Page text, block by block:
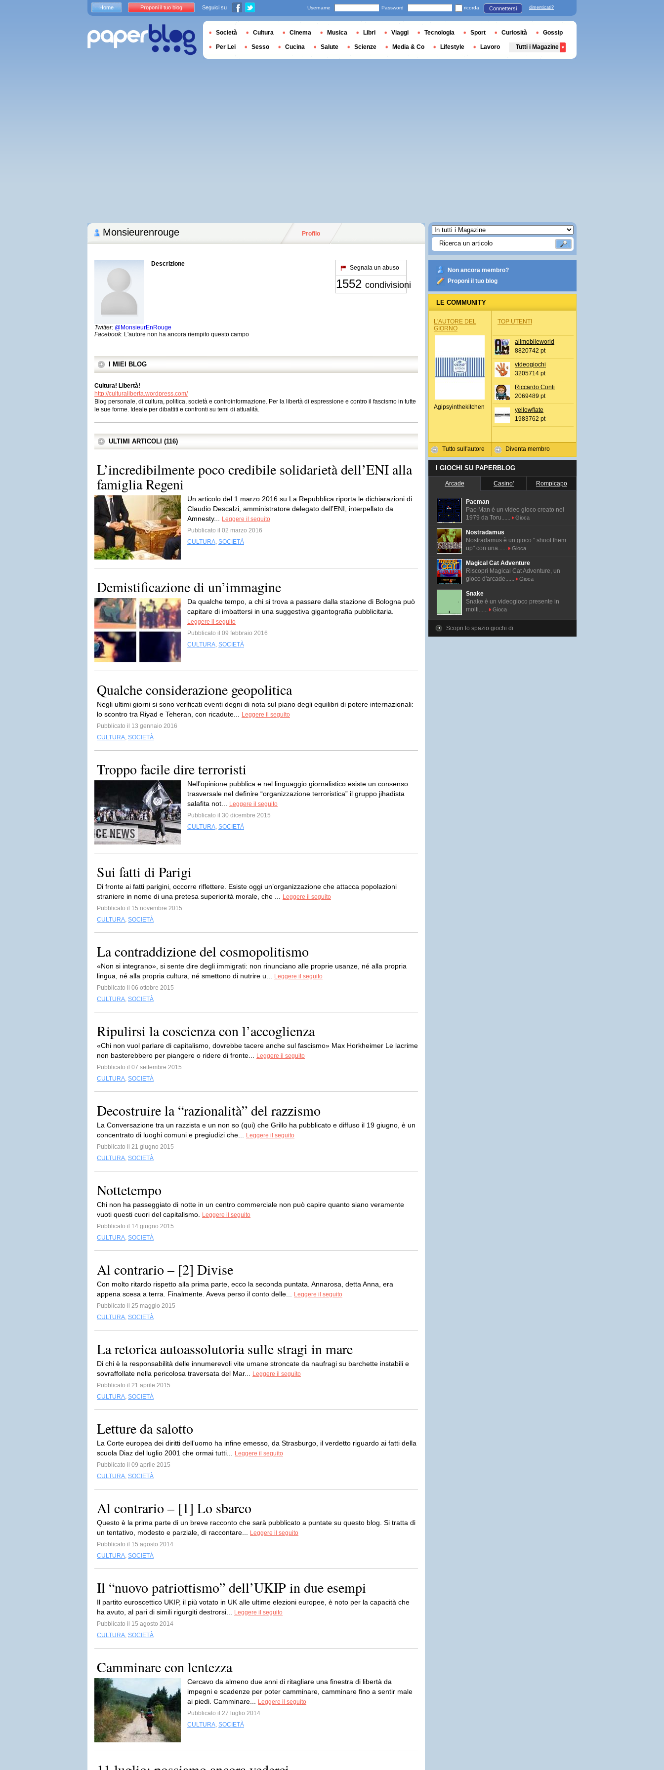
Monsieurenrouge Profilo
Descrizione
Twitter: @MonsieurEnRouge
Facebook: L'autore non ha ancora riempito questo campo
Segnala un abuso
1552 condivisioni
I MIEI BLOG
Cultura! Libertà!
http://culturaliberta.wordpress.com/
Blog personale, di cultura, politica, società e controinformazione. Per la libertà di espressione e contro il fascismo in tutte
le sue forme. Ideale per dibattiti e confronti su temi di attualità.
ULTIMI ARTICOLI (116)
L’incredibilmente poco credibile solidarietà dell’ENI alla
famiglia Regeni
Un articolo del 1 marzo 2016 su La Repubblica riporta le dichiarazioni di
Claudio Descalzi, amministratore delegato dell’ENI, interpellato da
Amnesty...
Leggere il seguito
Pubblicato il 02 marzo 2016
CULTURA, SOCIETÀ
Demistificazione di un’immagine
Da qualche tempo, a chi si trova a passare dalla stazione di Bologna può
capitare di imbattersi in una suggestiva gigantografia pubblicitaria.
Leggere il seguito
Pubblicato il 09 febbraio 2016
CULTURA, SOCIETÀ
Qualche considerazione geopolitica
Negli ultimi giorni si sono verificati eventi degni di nota sul piano degli equilibri di potere internazionali:
lo scontro tra Riyad e Teheran, con ricadute...
Leggere il seguito
Pubblicato il 13 gennaio 2016
CULTURA, SOCIETÀ
Troppo facile dire terroristi
Nell’opinione pubblica e nel linguaggio giornalistico esiste un consenso
trasversale nel definire “organizzazione terroristica” il gruppo jihadista
salafita not...
Leggere il seguito
Pubblicato il 30 dicembre 2015
CULTURA, SOCIETÀ
Sui fatti di Parigi
Di fronte ai fatti parigini, occorre riflettere. Esiste oggi un’organizzazione che attacca popolazioni
straniere in nome di una pretesa superiorità morale, che ...
Leggere il seguito
Pubblicato il 15 novembre 2015
CULTURA, SOCIETÀ
La contraddizione del cosmopolitismo
«Non si integrano», si sente dire degli immigrati: non rinunciano alle proprie usanze, né alla propria
lingua, né alla propria cultura, né smettono di nutrire u...
Leggere il seguito
Pubblicato il 06 ottobre 2015
CULTURA, SOCIETÀ
Ripulirsi la coscienza con l’accoglienza
«Chi non vuol parlare di capitalismo, dovrebbe tacere anche sul fascismo» Max Horkheimer Le lacrime
non basterebbero per piangere o ridere di fronte...
Leggere il seguito
Pubblicato il 07 settembre 2015
CULTURA, SOCIETÀ
Decostruire la “razionalità” del razzismo
La Conversazione tra un razzista e un non so (qui) che Grillo ha pubblicato e diffuso il 19 giugno, è un
concentrato di luoghi comuni e pregiudizi che...
Leggere il seguito
Pubblicato il 21 giugno 2015
CULTURA, SOCIETÀ
Nottetempo
Chi non ha passeggiato di notte in un centro commerciale non può capire quanto siano veramente
vuoti questi cuori del capitalismo.
Leggere il seguito
Pubblicato il 14 giugno 2015
CULTURA, SOCIETÀ
Al contrario – [2] Divise
Con molto ritardo rispetto alla prima parte, ecco la seconda puntata. Annarosa, detta Anna, era
appena scesa a terra. Finalmente. Aveva perso il conto delle...
Leggere il seguito
Pubblicato il 25 maggio 2015
CULTURA, SOCIETÀ
La retorica autoassolutoria sulle stragi in mare
Di chi è la responsabilità delle innumerevoli vite umane stroncate da naufragi su barchette instabili e
sovraffollate nella pericolosa traversata del Mar...
Leggere il seguito
Pubblicato il 21 aprile 2015
CULTURA, SOCIETÀ
Letture da salotto
La Corte europea dei diritti dell’uomo ha infine emesso, da Strasburgo, il verdetto riguardo ai fatti della
scuola Diaz del luglio 2001 che ormai tutti...
Leggere il seguito
Pubblicato il 09 aprile 2015
CULTURA, SOCIETÀ
Al contrario – [1] Lo sbarco
Questo è la prima parte di un breve racconto che sarà pubblicato a puntate su questo blog. Si tratta di
un tentativo, modesto e parziale, di raccontare...
Leggere il seguito
Pubblicato il 15 agosto 2014
CULTURA, SOCIETÀ
Il “nuovo patriottismo” dell’UKIP in due esempi
Il partito euroscettico UKIP, il più votato in UK alle ultime elezioni europee, è noto per la capacità che
ha avuto, al pari di simili rigurgiti destrorsi...
Leggere il seguito
Pubblicato il 15 agosto 2014
CULTURA, SOCIETÀ
Camminare con lentezza
Cercavo da almeno due anni di ritagliare una finestra di libertà da
impegni e scadenze per poter camminare, camminare fino a sentir male
ai piedi. Camminare...
Leggere il seguito
Pubblicato il 27 luglio 2014
CULTURA, SOCIETÀ
Non ancora membro?
Proponi il tuo blog
LE COMMUNITY
L'AUTORE DEL
GIORNO
Agipsyinthekitchen
Tutto sull'autore
TOP UTENTI
allmobileworld
8820742 pt
videogiochi
3205714 pt
Riccardo Conti
2069489 pt
yellowflate
1983762 pt
Diventa membro
I GIOCHI SU PAPERBLOG
Arcade Casino' Rompicapo
Pacman
Pac-Man é un video gioco creato nel
1979 da Toru......
Gioca
Nostradamus
Nostradamus è un gioco " shoot them
up" con una......
Gioca
Magical Cat Adventure
Riscopri Magical Cat Adventure, un
gioco d'arcade......
Gioca
Snake
Snake è un videogioco presente in
molti......
Gioca
Scopri lo spazio giochi di
Home Proponi il tuo blog Seguici su Username Password ricorda Connettersi dimenticati?
Società Cultura Cinema Musica Libri Viaggi Tecnologia Sport Curiosità Gossip
Per Lei Sesso Cucina Salute Scienze Media & Co Lifestyle Lavoro Tutti i Magazine